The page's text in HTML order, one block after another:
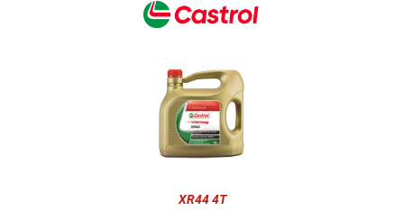
XR44 4T